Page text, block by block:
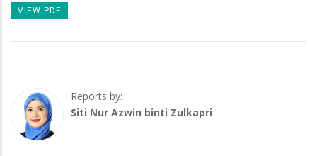
VIEW PDF
Reports by:
Siti Nur Azwin binti Zulkapri